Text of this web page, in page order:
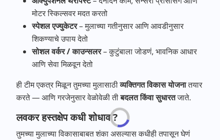
मोटर स्किल्सवर मदत करतो
स्पेशल एज्युकेटर– मुलाच्या गतीनुसार आणि आवडीनुसार
शिकण्याचे उपाय देतो
सोशल वर्कर / काउन्सलर– कुटुंबाला जोडणं, भावनिक आधार
आणि सेवा मिळवून देतो
ही टीम एकत्र मिळून तुमच्या मुलासाठीव्यक्तिगत विकास योजनातयार
करते — आणि गरजेनुसार वेळोवेळी तीबदलत किंवा सुधारतजाते.
लवकर हस्तक्षेप कधी शोधावा?
तुमच्या मुलाच्या विकासाबाबत शंका असल्यास कधीही तपासून घेणं